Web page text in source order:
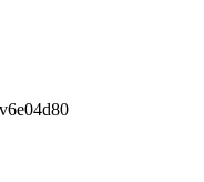
v6e04d80